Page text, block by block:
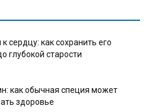
к сердцу: как сохранить его
глубокой старости
как обычная специя может
здоровье